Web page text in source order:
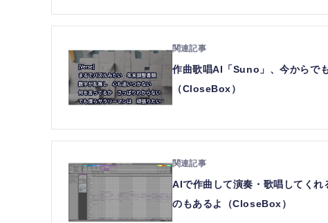
作曲歌唱AI「Suno」、今からで
（CloseBox）
AIで作曲して演奏・歌唱してく
のもあるよ（CloseBox）